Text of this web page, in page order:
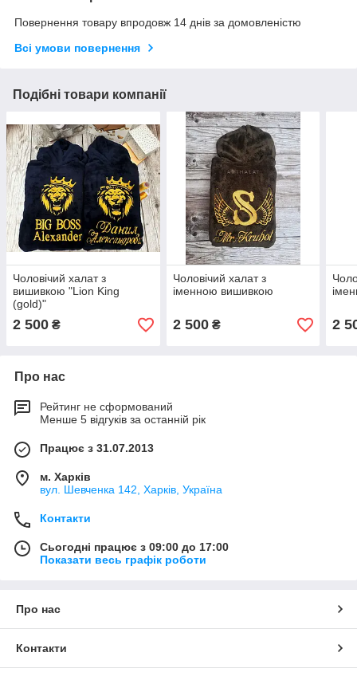
Повернення товару впродовж 14 днів за домовленістю
Всі умови повернення
Подібні товари компанії
Чоловічий халат з
вишивкою "Lion King
(gold)"
2 500 ₴
Чоловічий халат з
іменною вишивкою
2 500₴ 2
Про нас
Рейтинг не сформований
Менше 5 відгуків за останній рік
Працює з 31.07.2013
м. Харків
вул. Шевченка 142, Харків, Україна
Контакти
Сьогодні працює з 09:00 до 17:00
Показати весь графік роботи
Про нас
Контакти